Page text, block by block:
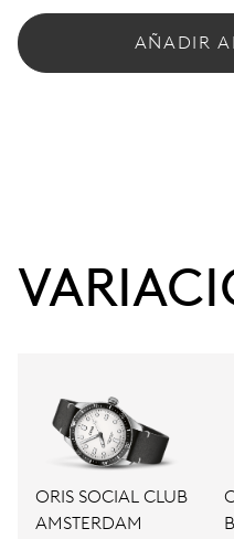
AÑADIR
ORIS SOCIAL CLUB
AMSTERDAM